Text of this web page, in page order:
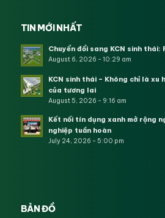
TIN MỚI NHẤT
Chuyển đổi sang KCN sinh thái:
August 6, 2026 - 10:29 am
KCN sinh thái – Không chỉ là xu
của tương lai
August 5, 2026 - 9:16 am
Kết nối tín dụng xanh mở rộng
nghiệp tuần hoàn
July 24, 2026 - 5:00 pm
BẢN ĐỒ